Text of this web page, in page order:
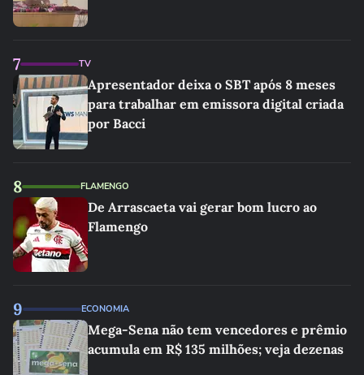
7 TV
Apresentador deixa o SBT após 8 meses
para trabalhar em emissora digital criada
por Bacci
8 FLAMENGO
De Arrascaeta vai gerar bom lucro ao
Flamengo
9 ECONOMIA
Mega-Sena não tem vencedores e prêmio
acumula em R$ 135 milhões; veja dezenas